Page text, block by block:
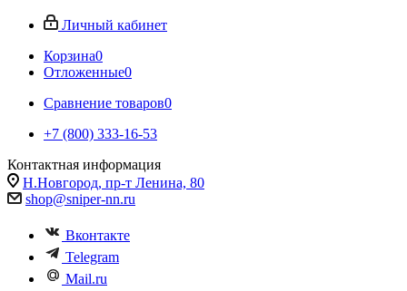
Личный кабинет
Корзина0
Отложенные0
Сравнение товаров0
+7 (800) 333-16-53
Контактная информация
Н.Новгород, пр-т Ленина, 80
shop@sniper-nn.ru
Вконтакте
Telegram
Mail.ru